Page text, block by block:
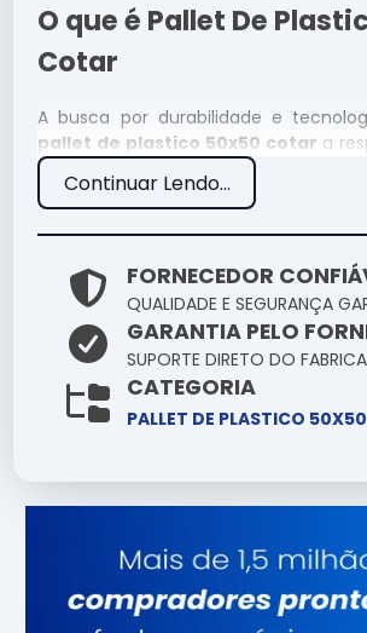
O que é Pallet De
Cotar
A busca por durabilidade e
pallet de plastico 50x50 cotar a
demandas rigorosas. Aqui você
técnico necessário para que o
produtividade e redução de custos
Especificações
Atributo
Tecnologia
Alta
Manuseio
na
Continuar Lendo...
FORNECEDOR
QUALIDADE E SEGURANÇA
GARANTIA PELO
SUPORTE DIRETO DO
CATEGORIA
PALLET DE PLASTICO 50X50